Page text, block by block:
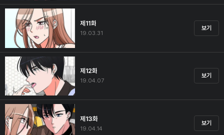
제11화
19.03.31
보기
제12화
19.04.07
보기
제13화
19.04.14
보기